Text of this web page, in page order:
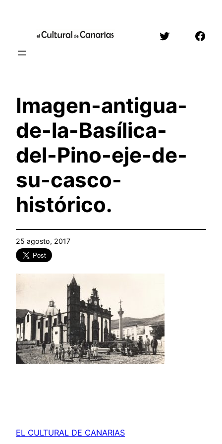
contenido
Twitter
Imagen-antigua-
de-la-Basílica-
del-Pino-eje-de-
su-casco-
histórico.
25 agosto, 2017
EL CULTURAL DE CANARIAS